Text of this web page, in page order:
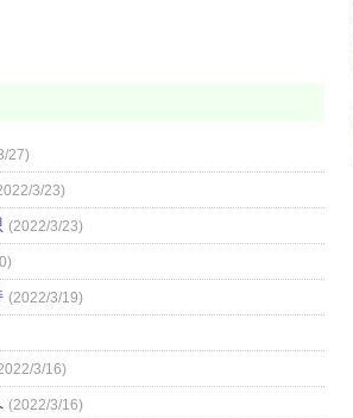
27)
3/23)
(2022/3/23)
(2022/3/19)
3/16)
(2022/3/16)